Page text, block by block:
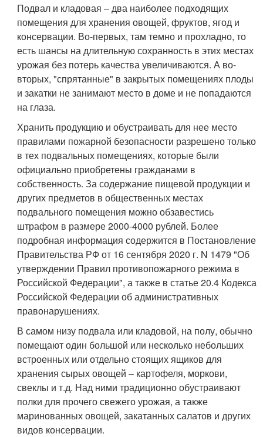
Подвал и кладовая – два наиболее подходящих
помещения для хранения овощей, фруктов, ягод и
консервации. Во-первых, там темно и прохладно, то
есть шансы на длительную сохранность в этих местах
урожая без потерь качества увеличиваются. А во-
вторых, "спрятанные" в закрытых помещениях плоды
и закатки не занимают место в доме и не попадаются
на глаза.
Хранить продукцию и обустраивать для нее место
правилами пожарной безопасности разрешено только
в тех подвальных помещениях, которые были
официально приобретены гражданами в
собственность. За содержание пищевой продукции и
других предметов в общественных местах
подвального помещения можно обзавестись
штрафом в размере 2000-4000 рублей. Более
подробная информация содержится в Постановление
Правительства РФ от 16 сентября 2020 г. N 1479 "Об
утверждении Правил противопожарного режима в
Российской Федерации", а также в статье 20.4 Кодекса
Российской Федерации об административных
правонарушениях.
В самом низу подвала или кладовой, на полу, обычно
помещают один большой или несколько небольших
встроенных или отдельно стоящих ящиков для
хранения сырых овощей – картофеля, моркови,
свеклы и т.д. Над ними традиционно обустраивают
полки для прочего свежего урожая, а также
маринованных овощей, закатанных салатов и других
видов консервации.